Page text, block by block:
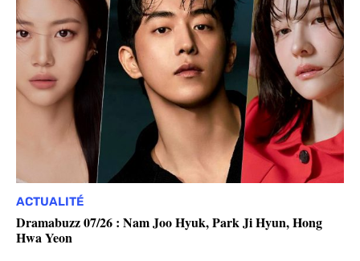
ACTUALITÉ
Dramabuzz 07/26 : Nam Joo Hyuk, Park Ji Hyun, Hong
Hwa Yeon